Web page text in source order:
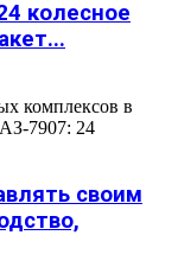
колесное
комплексов в
7907: 24
своим